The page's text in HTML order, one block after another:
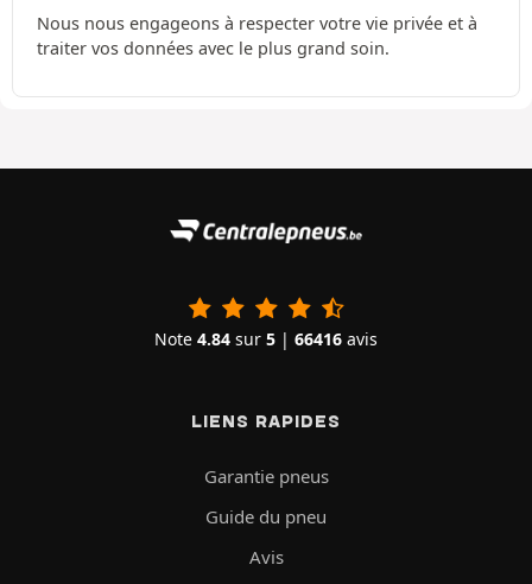
Nous nous engageons à respecter votre vie privée et à
traiter vos données avec le plus grand soin.
Note 4.84 sur 5 | 66416 avis
LIENS RAPIDES
Garantie pneus
Guide du pneu
Avis